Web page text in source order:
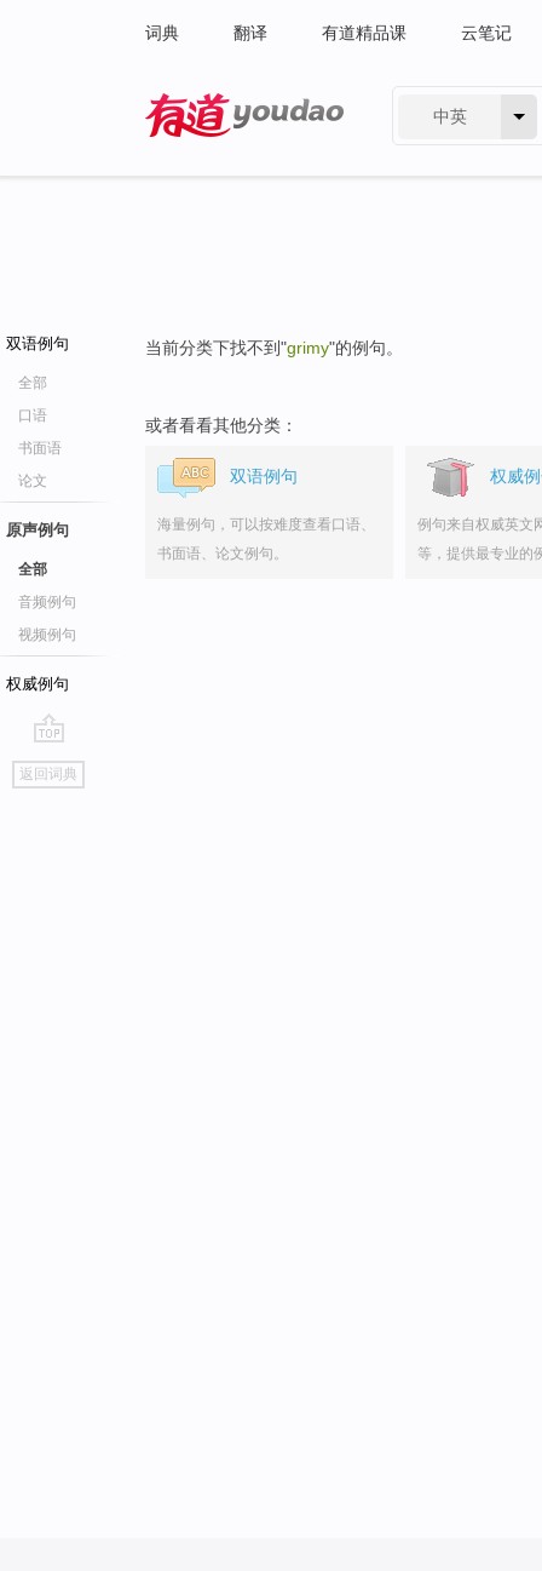
词典 翻译 有道精品课 云笔记
中英
双语例句
全部
口语
书面语
论文
原声例句
全部
音频例句
视频例句
权威例句
go
top
返回词典
当前分类下找不到"grimy"的例句。
或者看看其他分类：
双语例句
海量例句，可以按难度查看口语、
书面语、论文例句。
权威
例句来自权威英文
等，提供最专业的